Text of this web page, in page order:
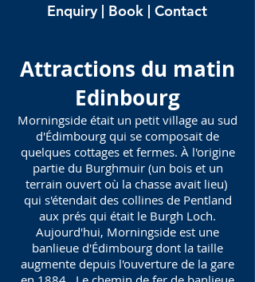
Enquiry | Book | Contact
Attractions du matin
Edinbourg
Morningside était un petit village au sud
d'Édimbourg qui se composait de
quelques cottages et fermes. À l'origine
partie du Burghmuir (un bois et un
terrain ouvert où la chasse avait lieu)
qui s'étendait des collines de Pentland
aux prés qui était le Burgh Loch.
Aujourd'hui, Morningside est une
banlieue d'Édimbourg dont la taille
augmente depuis l'ouverture de la gare